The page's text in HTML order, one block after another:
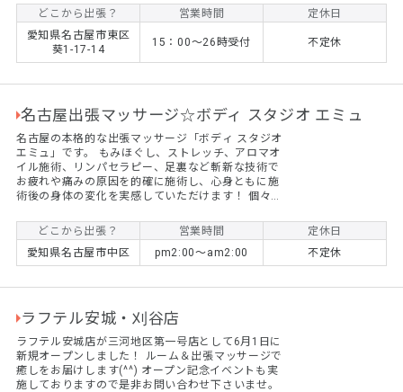
い。
どこから出張？ 営業時間
定休日
愛知県名古屋市東区
葵1-17-14
15：00～26時受付 不定休
名古屋出張マッサージ☆ボディ スタジオ エミュ
名古屋の本格的な出張マッサージ「ボディ スタジオ
エミュ」です。 もみほぐし、ストレッチ、アロマオ
イル施術、リンパセラピー、足裏など斬新な技術で
お疲れや痛みの原因を的確に施術し、心身ともに施
術後の身体の変化を実感していただけます！ 個々の
りますので、 そこから "心身への癒し" へつなが
り、最高のリラックスタイムをご提供できます。ぜ
ひ一度お試しくださいませ。
どこから出張？ 営業時間
定休日
愛知県名古屋市中区
pm2:00〜am2:00 不定休
ラフテル安城・刈谷店
ラフテル安城店が三河地区第一号店として6月1日に
新規オープンしました！ ルーム＆出張マッサージで
癒しをお届けします(^^) オープン記念イベントも実
施しておりますので是非お問い合わせ下さいませ。